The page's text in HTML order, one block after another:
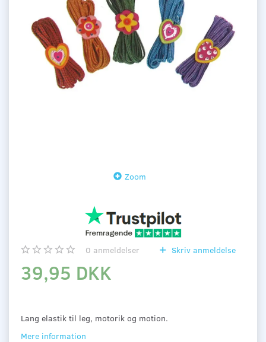
Zoom
0 anmeldelser Skriv anmeldelse
39,95 DKK
Lang elastik til leg, motorik og motion.
Mere information